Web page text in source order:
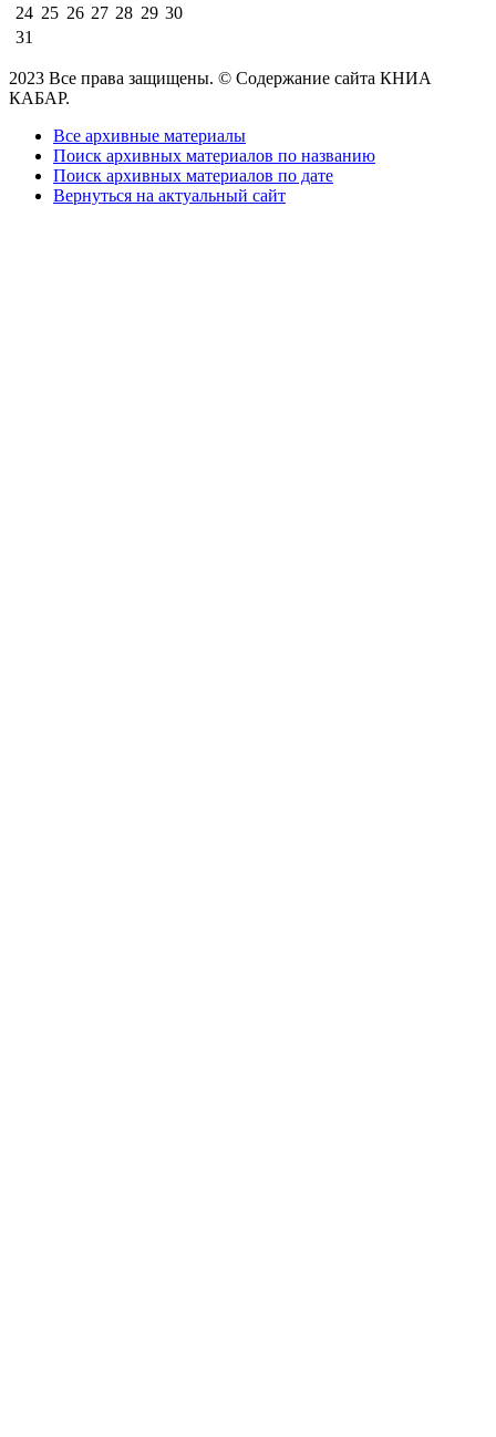
24 25 26 27 28 29 30
31
2023 Все права защищены. © Содержание сайта КНИА
КАБАР.
Все архивные материалы
Поиск архивных материалов по названию
Поиск архивных материалов по дате
Вернуться на актуальный сайт